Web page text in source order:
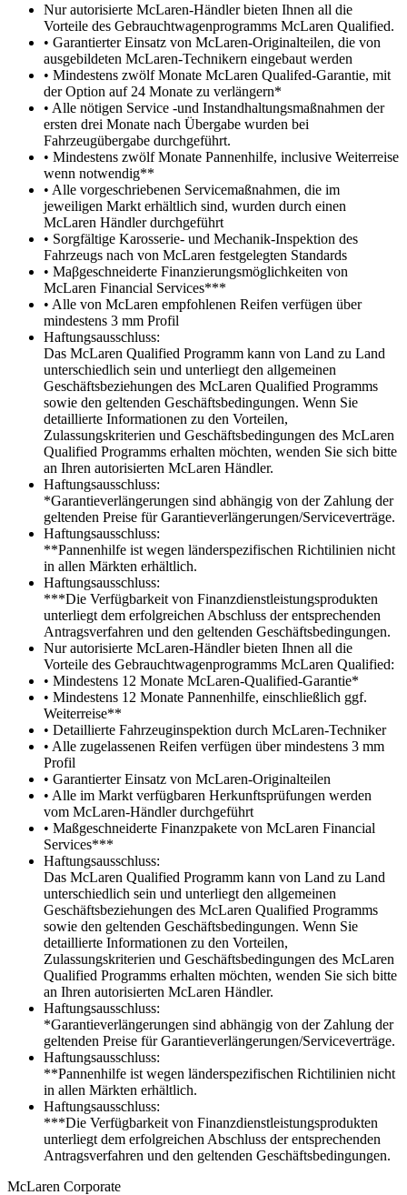
Nur autorisierte McLaren-Händler bieten Ihnen all die
Vorteile des Gebrauchtwagenprogramms McLaren Qualified.
• Garantierter Einsatz von McLaren-Originalteilen, die von
ausgebildeten McLaren-Technikern eingebaut werden
• Mindestens zwölf Monate McLaren Qualifed-Garantie, mit
der Option auf 24 Monate zu verlängern*
• Alle nötigen Service -und Instandhaltungsmaßnahmen der
ersten drei Monate nach Übergabe wurden bei
Fahrzeugübergabe durchgeführt.
• Mindestens zwölf Monate Pannenhilfe, inclusive Weiterreise
wenn notwendig**
• Alle vorgeschriebenen Servicemaßnahmen, die im
jeweiligen Markt erhältlich sind, wurden durch einen
McLaren Händler durchgeführt
• Sorgfältige Karosserie- und Mechanik-Inspektion des
Fahrzeugs nach von McLaren festgelegten Standards
• Maβgeschneiderte Finanzierungsmöglichkeiten von
McLaren Financial Services***
• Alle von McLaren empfohlenen Reifen verfügen über
mindestens 3 mm Profil
Haftungsausschluss:
Das McLaren Qualified Programm kann von Land zu Land
unterschiedlich sein und unterliegt den allgemeinen
Geschäftsbeziehungen des McLaren Qualified Programms
sowie den geltenden Geschäftsbedingungen. Wenn Sie
detaillierte Informationen zu den Vorteilen,
Zulassungskriterien und Geschäftsbedingungen des McLaren
Qualified Programms erhalten möchten, wenden Sie sich bitte
an Ihren autorisierten McLaren Händler.
Haftungsausschluss:
*Garantieverlängerungen sind abhängig von der Zahlung der
geltenden Preise für Garantieverlängerungen/Serviceverträge.
Haftungsausschluss:
**Pannenhilfe ist wegen länderspezifischen Richtilinien nicht
in allen Märkten erhältlich.
Haftungsausschluss:
***Die Verfügbarkeit von Finanzdienstleistungsprodukten
unterliegt dem erfolgreichen Abschluss der entsprechenden
Antragsverfahren und den geltenden Geschäftsbedingungen.
Nur autorisierte McLaren-Händler bieten Ihnen all die
Vorteile des Gebrauchtwagenprogramms McLaren Qualified:
• Mindestens 12 Monate McLaren-Qualified-Garantie*
• Mindestens 12 Monate Pannenhilfe, einschließlich ggf.
Weiterreise**
• Detaillierte Fahrzeuginspektion durch McLaren-Techniker
• Alle zugelassenen Reifen verfügen über mindestens 3 mm
Profil
• Garantierter Einsatz von McLaren-Originalteilen
• Alle im Markt verfügbaren Herkunftsprüfungen werden
vom McLaren-Händler durchgeführt
• Maßgeschneiderte Finanzpakete von McLaren Financial
Services***
Haftungsausschluss:
Das McLaren Qualified Programm kann von Land zu Land
unterschiedlich sein und unterliegt den allgemeinen
Geschäftsbeziehungen des McLaren Qualified Programms
sowie den geltenden Geschäftsbedingungen. Wenn Sie
detaillierte Informationen zu den Vorteilen,
Zulassungskriterien und Geschäftsbedingungen des McLaren
Qualified Programms erhalten möchten, wenden Sie sich bitte
an Ihren autorisierten McLaren Händler.
Haftungsausschluss:
*Garantieverlängerungen sind abhängig von der Zahlung der
geltenden Preise für Garantieverlängerungen/Serviceverträge.
Haftungsausschluss:
**Pannenhilfe ist wegen länderspezifischen Richtilinien nicht
in allen Märkten erhältlich.
Haftungsausschluss:
***Die Verfügbarkeit von Finanzdienstleistungsprodukten
unterliegt dem erfolgreichen Abschluss der entsprechenden
Antragsverfahren und den geltenden Geschäftsbedingungen.
McLaren Corporate